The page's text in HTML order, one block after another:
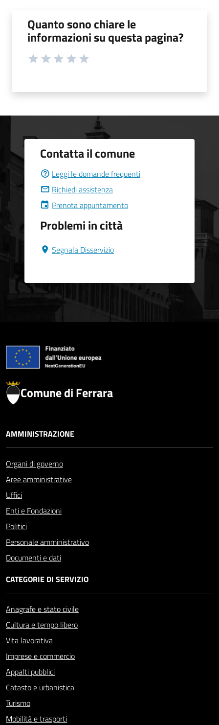
Quanto sono chiare le
informazioni su questa pagina?
Contatta il comune
Leggi le domande frequenti
Richiedi assistenza
Prenota appuntamento
Problemi in città
Segnala Disservizio
Comune di Ferrara
AMMINISTRAZIONE
Organi di governo
Aree amministrative
Uffici
Enti e Fondazioni
Politici
Personale amministrativo
Documenti e dati
CATEGORIE DI SERVIZIO
Anagrafe e stato civile
Cultura e tempo libero
Vita lavorativa
Imprese e commercio
Appalti pubblici
Catasto e urbanistica
Turismo
Mobilità e trasporti